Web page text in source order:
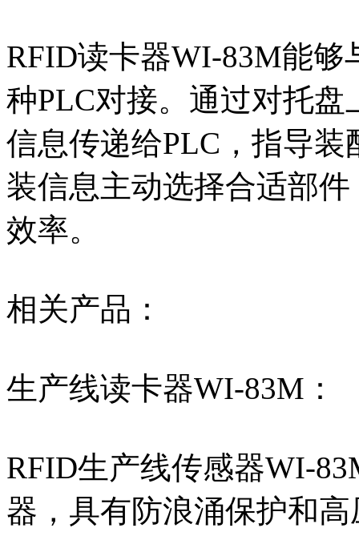
RFID读卡器WI-83M能
种PLC对接。通过对托
信息传递给PLC，指导
装信息主动选择合适部
效率。
相关产品：
生产线读卡器WI-83M：
RFID生产线传感器WI-
器，具有防浪涌保护和